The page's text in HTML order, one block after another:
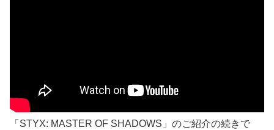
「STYX: MASTER OF SHADOWS」のご紹介の続きで